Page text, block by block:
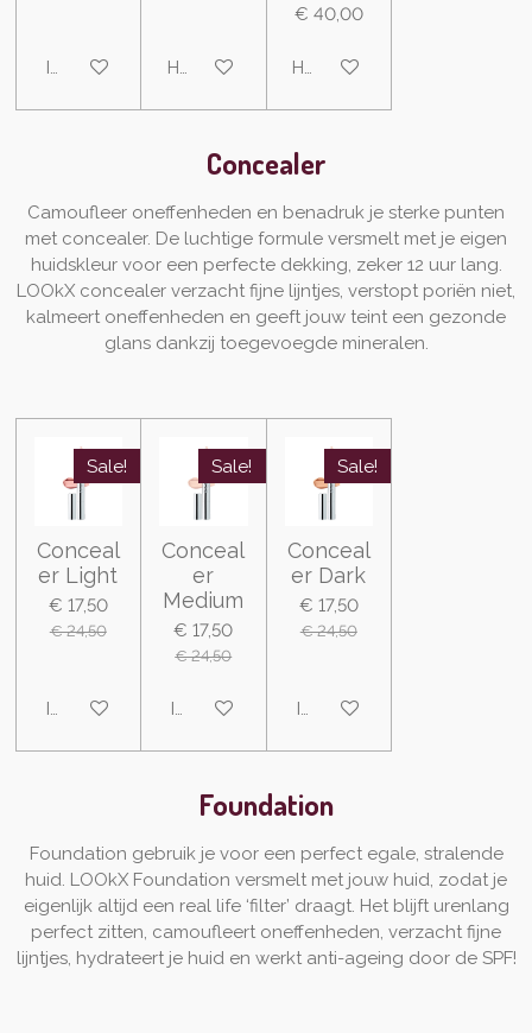
In winkelwagenHoud mij op de hoogte
€ 40,00
Houd mij op de hoogte
Concealer
Camoufleer oneffenheden en benadruk je sterke punten
met concealer. De luchtige formule versmelt met je eigen
huidskleur voor een perfecte dekking, zeker 12 uur lang.
LOOkX concealer verzacht fijne lijntjes, verstopt poriën niet,
kalmeert oneffenheden en geeft jouw teint een gezonde
glans dankzij toegevoegde mineralen.
Sale!
Conceal
er Light
€ 17,50
€ 24,50
In winkelwagen
Sale!
Conceal
er
Medium
€ 17,50
€ 24,50
In winkelwagen
Sale!
Conceal
er Dark
€ 17,50
€ 24,50
In winkelwagen
Foundation
Foundation gebruik je voor een perfect egale, stralende
huid. LOOkX Foundation versmelt met jouw huid, zodat je
eigenlijk altijd een real life ‘filter’ draagt. Het blijft urenlang
perfect zitten, camoufleert oneffenheden, verzacht fijne
lijntjes, hydrateert je huid en werkt anti-ageing door de SPF!